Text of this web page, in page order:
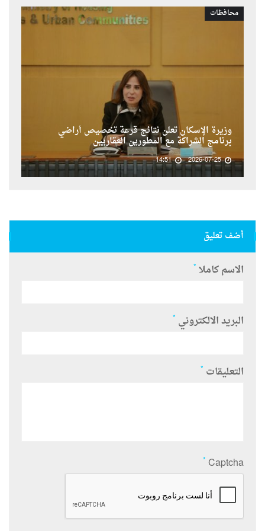
محافظات
وزيرة الإسكان تعلن نتائج قرعة تخصيص أراضي
برنامج الشراكة مع المطورين العقاريين
2026-07-25
14:51
أضف تعليق
الاسم كاملا *
البريد الالكتروني *
التعليقات *
Captcha
*